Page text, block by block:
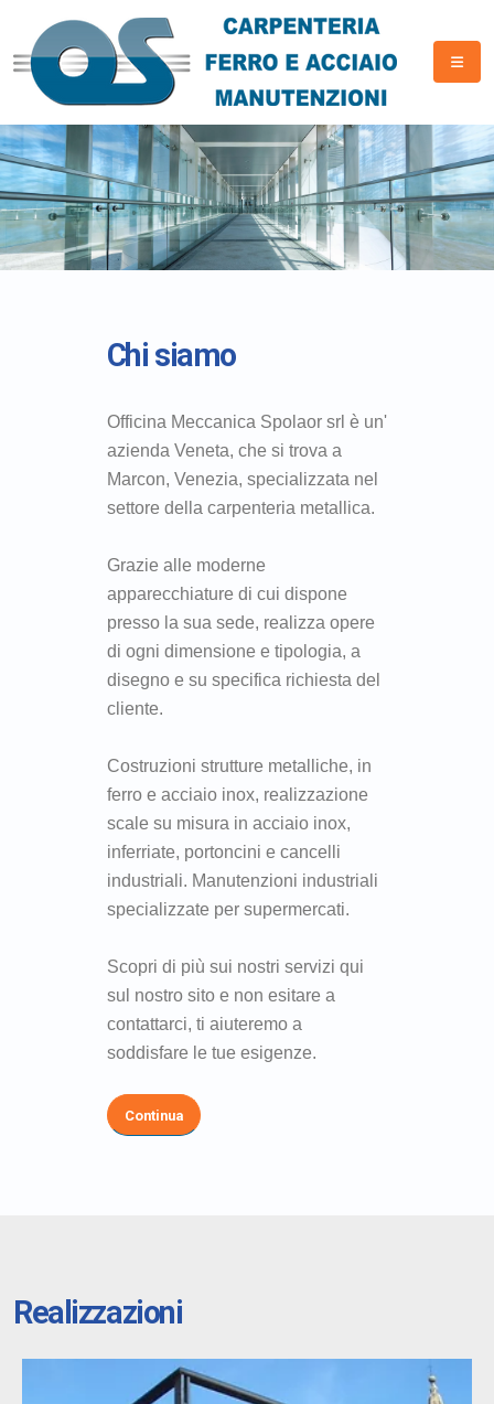
Chi siamo
Officina Meccanica Spolaor srl è un'
azienda Veneta, che si trova a
Marcon, Venezia, specializzata nel
settore della carpenteria metallica.
Grazie alle moderne
apparecchiature di cui dispone
presso la sua sede, realizza opere
di ogni dimensione e tipologia, a
disegno e su specifica richiesta del
cliente.
Costruzioni strutture metalliche, in
ferro e acciaio inox, realizzazione
scale su misura in acciaio inox,
inferriate, portoncini e cancelli
industriali. Manutenzioni industriali
specializzate per supermercati.
Scopri di più sui nostri servizi qui
sul nostro sito e non esitare a
contattarci, ti aiuteremo a
soddisfare le tue esigenze.
Continua
Realizzazioni